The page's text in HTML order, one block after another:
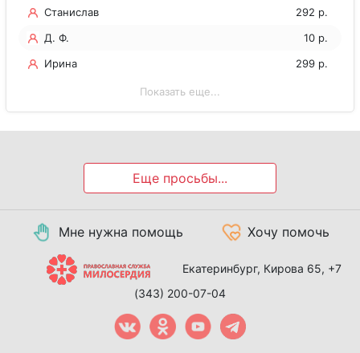
Станислав
292 р.
Д. Ф.
10 р.
Ирина
299 р.
Показать еще...
Еще просьбы...
Мне нужна помощь Хочу помочь
Екатеринбург, Кирова 65, +7
(343) 200-07-04